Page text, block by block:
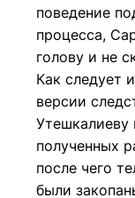
поведение
процесса,
голову и не
Как следует
версии
полученных
после чего
были